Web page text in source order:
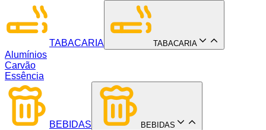
TABACARIA TABACARIA
Alumínios
Carvão
Essência
BEBIDAS BEBIDAS